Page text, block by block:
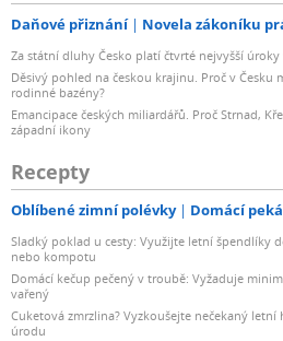
Daňové přiznání Novela zákoníku
Za státní dluhy Česko platí čtvrté nejvyšší úroky
Děsivý pohled na českou krajinu. Proč v
rodinné bazény?
Emancipace českých miliardářů. Proč Strnad,
západní ikony
Recepty
Oblíbené zimní polévky Domácí
Sladký poklad u cesty: Využijte letní špendlíky
nebo kompotu
Domácí kečup pečený v troubě: Vyžaduje
vařený
Cuketová zmrzlina? Vyzkoušejte nečekaný
úrodu